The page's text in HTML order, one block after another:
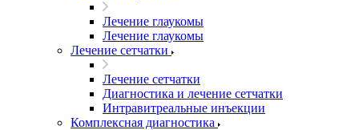
Лечение глаукомы
Лечение глаукомы
Лечение сетчатки
Лечение сетчатки
Диагностика и лечение сетчатки
Интравитреальные инъекции
Комплексная диагностика